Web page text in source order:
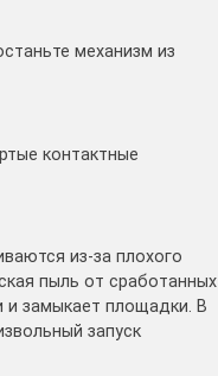
механизм из
контактные
из-за плохого
пыль от сработанных
и замыкает площадки. В
запуск